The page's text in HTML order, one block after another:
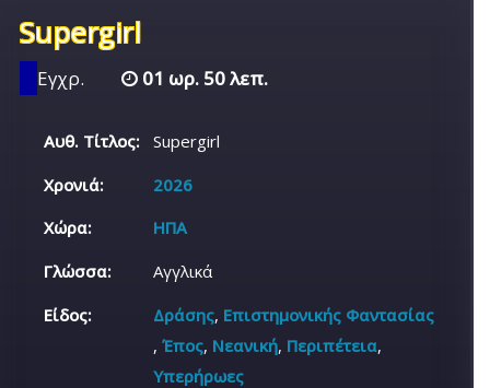
Supergirl
Εγχρ. 01 ωρ. 50 λεπ.
Αυθ. Τίτλος:
Supergirl
Χρονιά:
2026
Χώρα:
ΗΠΑ
Γλώσσα:
Αγγλικά
Είδος:
Δράσης, Επιστημονικής Φαντασίας
,Έπος, Νεανική, Περιπέτεια,
Υπερήρωες